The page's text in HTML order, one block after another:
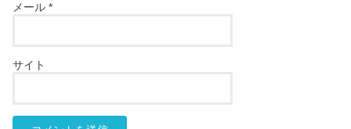
メール*
サイト